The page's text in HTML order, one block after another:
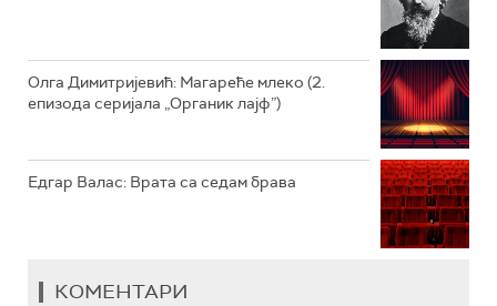
Олга Димитријевић: Магареће млеко (2.
епизода серијала „Органик лајф”)
Едгар Валас: Врата са седам брава
КОМЕНТАРИ